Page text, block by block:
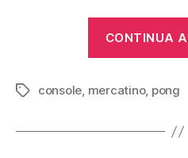
CONTINUA A
Tag console, mercatino, pong